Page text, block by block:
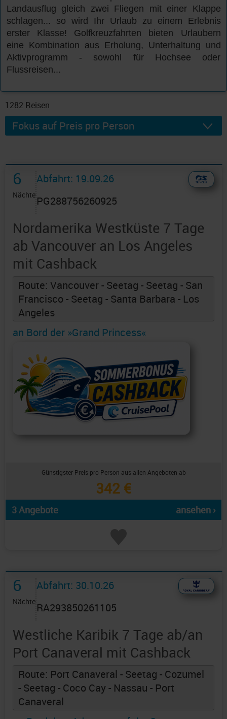
Landausflug gleich zwei Fliegen mit einer Klappe
schlagen... so wird Ihr Urlaub zu einem Erlebnis
erster Klasse! Golfkreuzfahrten bieten Urlaubern
eine Kombination aus Erholung, Unterhaltung und
Aktivprogramm - sowohl für Hochsee oder
Flussreisen...
1282 Reisen
6
Nächte
Abfahrt: 19.09.26
PG288756260925
Nordamerika Westküste 7 Tage
ab Vancouver an Los Angeles
mit Cashback
Route: Vancouver - Seetag - Seetag - San
Francisco - Seetag - Santa Barbara - Los
Angeles
an Bord der »Grand Princess«
Günstigster Preis pro Person aus allen Angeboten ab
342 €
3 Angebote ansehen ›
6
Nächte
Abfahrt: 30.10.26
RA293850261105
Westliche Karibik 7 Tage ab/an
Port Canaveral mit Cashback
Route: Port Canaveral - Seetag - Cozumel
- Seetag - Coco Cay - Nassau - Port
Canaveral